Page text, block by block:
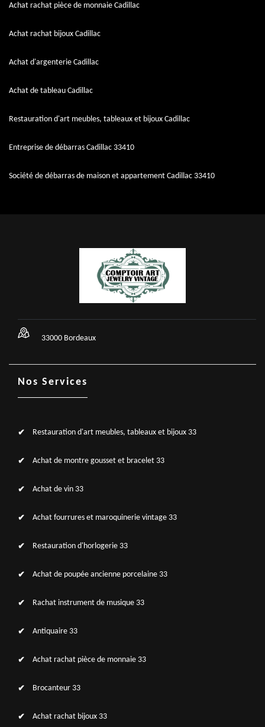
Achat rachat pièce de monnaie Cadillac
Achat rachat bijoux Cadillac
Achat d'argenterie Cadillac
Achat de tableau Cadillac
Restauration d'art meubles, tableaux et bijoux Cadillac
Entreprise de débarras Cadillac 33410
Société de débarras de maison et appartement Cadillac 33410
33000 Bordeaux
Nos Services
Restauration d'art meubles, tableaux et bijoux 33
Achat de montre gousset et bracelet 33
Achat de vin 33
Achat fourrures et maroquinerie vintage 33
Restauration d'horlogerie 33
Achat de poupée ancienne porcelaine 33
Rachat instrument de musique 33
Antiquaire 33
Achat rachat pièce de monnaie 33
Brocanteur 33
Achat rachat bijoux 33